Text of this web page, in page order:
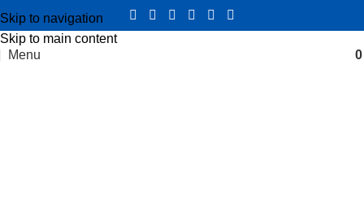
Skip to navigation
Skip to main content
Menu